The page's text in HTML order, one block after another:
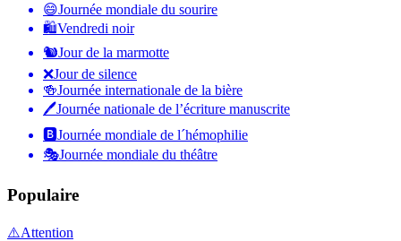
😄Journée mondiale du sourire
🛍Vendredi noir
🐿Jour de la marmotte
❌Jour de silence
🍻Journée internationale de la bière
🖊Journée nationale de l’écriture manuscrite
🅱️Journée mondiale de l´hémophilie
🎭Journée mondiale du théâtre
Populaire
⚠️Attention